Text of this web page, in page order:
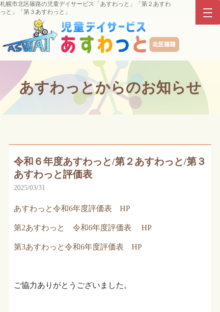
札幌市北区篠路の児童デイサービス「あすわっと」「第２あすわ
っと」「第３あすわっと」
あすわっとからのお知らせ
令和６年度あすわっと/第２あすわっと/第３
あすわっと評価表
2025/03/31
あすわっと令和6年度評価表 HP
第2あすわっと 令和6年度評価表 HP
第3あすわっと令和6年度評価表 HP
ご協力ありがとうございました。